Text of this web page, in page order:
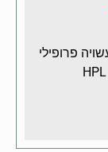
פרופילי